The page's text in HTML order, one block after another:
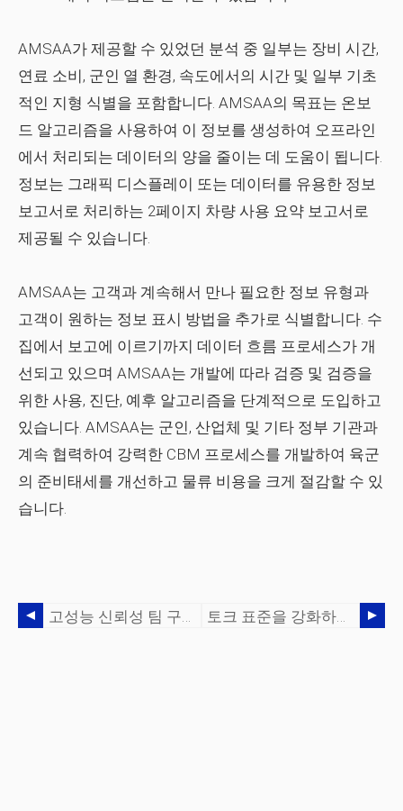
AMSAA가 제공할 수 있었던 분석 중 일부는 장비 시간,
연료 소비, 군인 열 환경, 속도에서의 시간 및 일부 기초
적인 지형 식별을 포함합니다. AMSAA의 목표는 온보
드 알고리즘을 사용하여 이 정보를 생성하여 오프라인
에서 처리되는 데이터의 양을 줄이는 데 도움이 됩니다.
정보는 그래픽 디스플레이 또는 데이터를 유용한 정보
보고서로 처리하는 2페이지 차량 사용 요약 보고서로
제공될 수 있습니다.
AMSAA는 고객과 계속해서 만나 필요한 정보 유형과
고객이 원하는 정보 표시 방법을 추가로 식별합니다. 수
집에서 보고에 이르기까지 데이터 흐름 프로세스가 개
선되고 있으며 AMSAA는 개발에 따라 검증 및 검증을
위한 사용, 진단, 예후 알고리즘을 단계적으로 도입하고
있습니다. AMSAA는 군인, 산업체 및 기타 정부 기관과
계속 협력하여 강력한 CBM 프로세스를 개발하여 육군
의 준비태세를 개선하고 물류 비용을 크게 절감할 수 있
습니다.
고성능 신뢰성 팀 구축 토크 표준을 강화하여 Boeing의 큰 비용 절감